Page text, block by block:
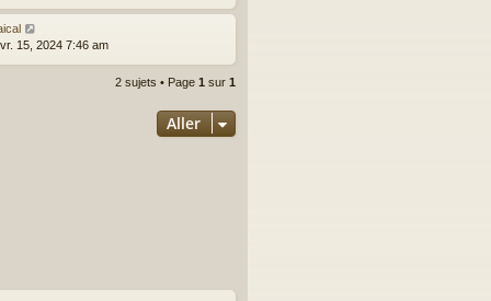
15, 2024 7:46 am
2 sujets • Page 1 sur 1
Aller